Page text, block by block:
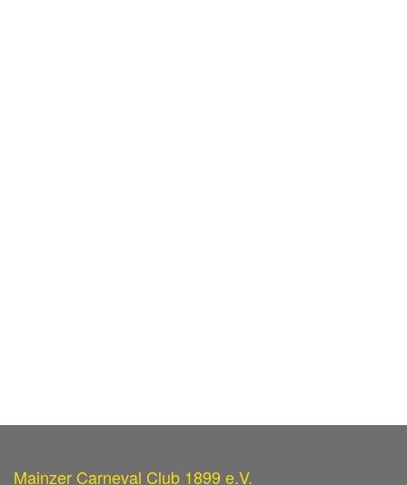
Mainzer Carneval Club 1899 e.V.